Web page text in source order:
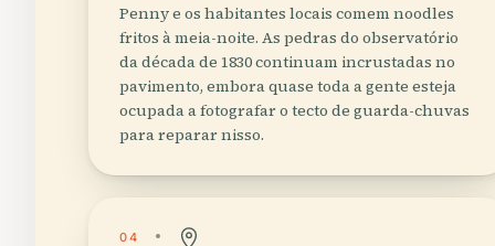
Penny e os habitantes locais comem noodles
fritos à meia-noite. As pedras do observatório
da década de 1830 continuam incrustadas no
pavimento, embora quase toda a gente esteja
ocupada a fotografar o tecto de guarda-chuvas
para reparar nisso.
04